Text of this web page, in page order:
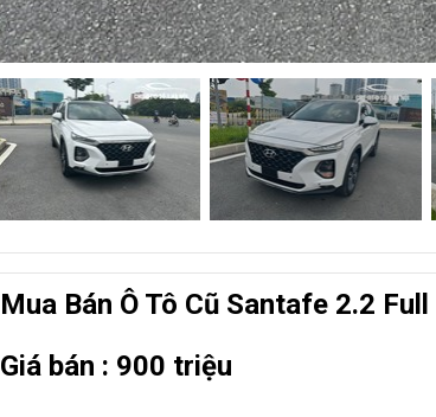
Mua Bán Ô Tô Cũ Santafe 2.2
Giá bán : 900 triệu